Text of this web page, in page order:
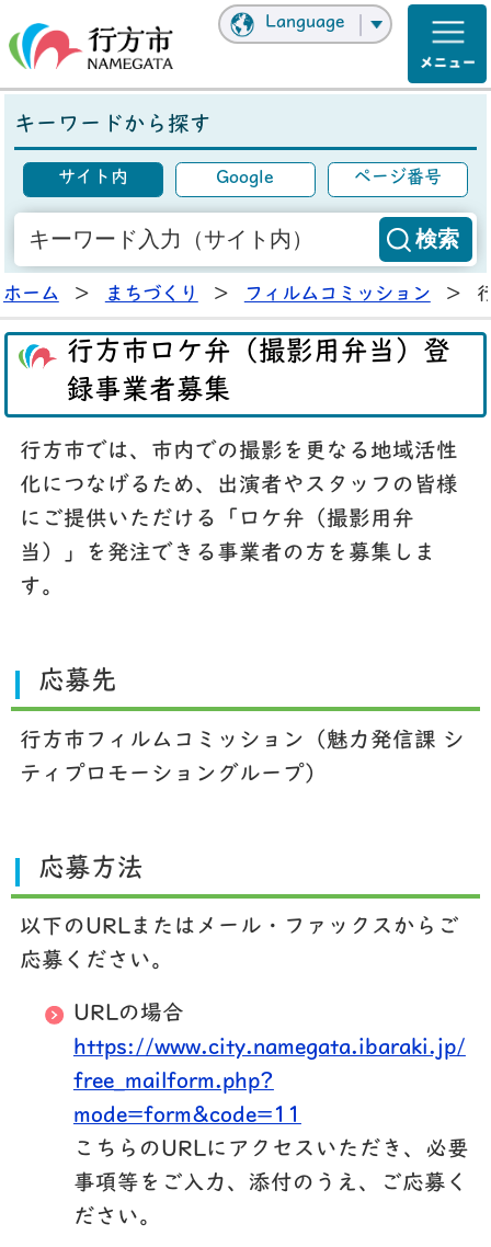
Language
キーワードから探す
サイト内 Google ページ番号
ホーム > まちづくり > フィルムコミッション >
行方市ロケ弁（撮影用弁当）登
録事業者募集
行方市では、市内での撮影を更なる地域活性
化につなげるため、出演者やスタッフの皆様
にご提供いただける「ロケ弁（撮影用弁
当）」を発注できる事業者の方を募集しま
す。
応募先
行方市フィルムコミッション（魅力発信課 シ
ティプロモーショングループ）
応募方法
以下のURLまたはメール・ファックスからご
応募ください。
URLの場合
https://www.city.namegata.ibaraki.jp/
free_mailform.php?
mode=form&code=11
こちらのURLにアクセスいただき、必要
事項等をご入力、添付のうえ、ご応募く
ださい。